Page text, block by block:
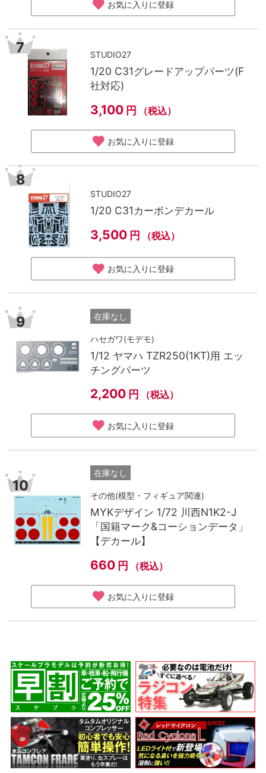
お気に入りに登録
7 STUDIO27
1/20 C31グレードアップパーツ(F
社対応)
3,100 円 （税込）
お気に入りに登録
8
STUDIO27
1/20 C31カーボンデカール
3,500 円 （税込）
お気に入りに登録
9 在庫なし
ハセガワ(モデモ)
1/12 ヤマハ TZR250(1KT)用 エッ
チングパーツ
2,200 円 （税込）
お気に入りに登録
10
在庫なし
その他(模型・フィギュア関連)
MYKデザイン 1/72 川西N1K2-J
「国籍マーク&コーションデータ」
【デカール】
660 円 （税込）
お気に入りに登録